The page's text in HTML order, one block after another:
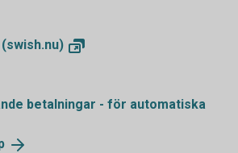
(swish.nu)
betalningar - för automatiska